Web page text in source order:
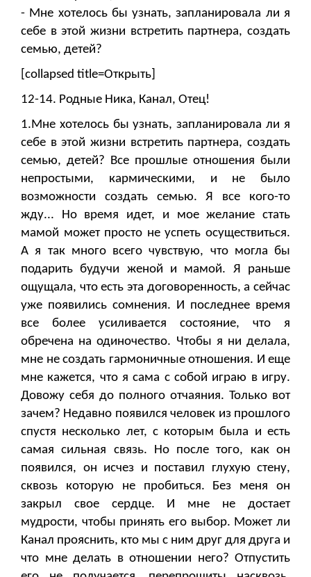
- Мне хотелось бы узнать, запланировала ли я
себе в этой жизни встретить партнера, создать
семью, детей?
[collapsed title=Открыть]
12-14. Родные Ника, Канал, Отец!
1.Мне хотелось бы узнать, запланировала ли я
себе в этой жизни встретить партнера, создать
семью, детей? Все прошлые отношения были
непростыми, кармическими, и не было
возможности создать семью. Я все кого-то
жду... Но время идет, и мое желание стать
мамой может просто не успеть осуществиться.
А я так много всего чувствую, что могла бы
подарить будучи женой и мамой. Я раньше
ощущала, что есть эта договоренность, а сейчас
уже появились сомнения. И последнее время
все более усиливается состояние, что я
обречена на одиночество. Чтобы я ни делала,
мне не создать гармоничные отношения. И еще
мне кажется, что я сама с собой играю в игру.
Довожу себя до полного отчаяния. Только вот
зачем? Недавно появился человек из прошлого
спустя несколько лет, с которым была и есть
самая сильная связь. Но после того, как он
появился, он исчез и поставил глухую стену,
сквозь которую не пробиться. Без меня он
закрыл свое сердце. И мне не достает
мудрости, чтобы принять его выбор. Может ли
Канал прояснить, кто мы с ним друг для друга и
что мне делать в отношении него? Отпустить